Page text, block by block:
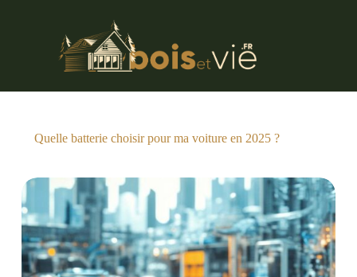
Quelle batterie choisir pour ma voiture en 2025 ?